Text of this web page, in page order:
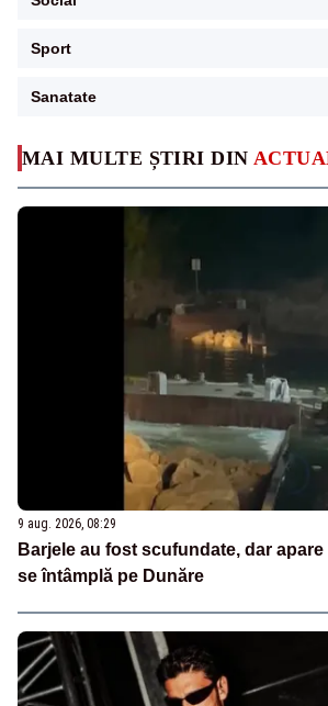
MAI MULTE ȘTIRI DIN
9 aug. 2026, 08:29
Barjele au fost scufundate, dar
se întâmplă pe Dunăre
Sport
Sanatate